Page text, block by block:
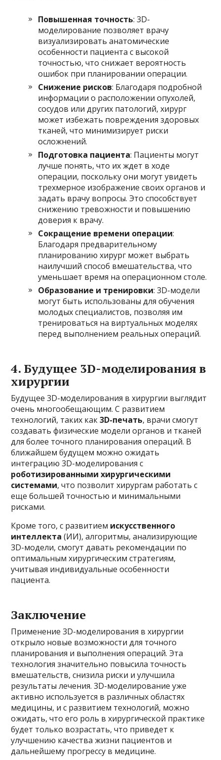
Повышенная точность: 3D-
моделирование позволяет врачу
визуализировать анатомические
особенности пациента с высокой
точностью, что снижает вероятность
ошибок при планировании операции.
Снижение рисков: Благодаря подробной
информации о расположении опухолей,
сосудов или других патологий, хирург
может избежать повреждения здоровых
тканей, что минимизирует риски
осложнений.
Подготовка пациента: Пациенты могут
лучше понять, что их ждет в ходе
операции, поскольку они могут увидеть
трехмерное изображение своих органов и
задать врачу вопросы. Это способствует
снижению тревожности и повышению
доверия к врачу.
Сокращение времени операции:
Благодаря предварительному
планированию хирург может выбрать
наилучший способ вмешательства, что
уменьшает время на операционном столе.
Образование и тренировки: 3D-модели
могут быть использованы для обучения
молодых специалистов, позволяя им
тренироваться на виртуальных моделях
перед выполнением реальных операций.
4. Будущее 3D-моделирования в
хирургии
Будущее 3D-моделирования в хирургии выглядит
очень многообещающим. С развитием
технологий, таких как3D-печать, врачи смогут
создавать физические модели органов и тканей
для более точного планирования операций. В
ближайшем будущем можно ожидать
интеграцию 3D-моделирования с
роботизированными хирургическими
системами, что позволит хирургам работать с
еще большей точностью и минимальными
рисками.
Кроме того, с развитием искусственного
интеллекта (ИИ), алгоритмы, анализирующие
3D-модели, смогут давать рекомендации по
оптимальным хирургическим стратегиям,
учитывая индивидуальные особенности
пациента.
Заключение
Применение 3D-моделирования в хирургии
открыло новые возможности для точного
планирования и выполнения операций. Эта
технология значительно повысила точность
вмешательств, снизила риски и улучшила
результаты лечения. 3D-моделирование уже
активно используется в различных областях
медицины, и с развитием технологий, можно
ожидать, что его роль в хирургической практике
будет только возрастать, что приведет к
улучшению качества жизни пациентов и
дальнейшему прогрессу в медицине.